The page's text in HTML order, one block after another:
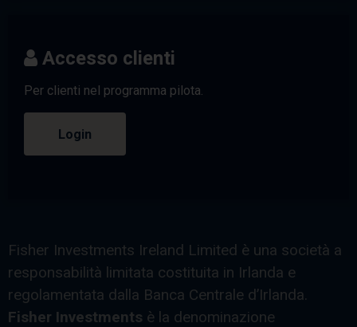
Accesso clienti
Per clienti nel programma pilota.
Login
Fisher Investments Ireland Limited è una società a
responsabilità limitata costituita in Irlanda e
regolamentata dalla Banca Centrale d’Irlanda.
Fisher Investments è la denominazione